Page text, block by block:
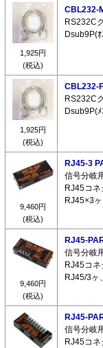
1,925円
(税込)
CBL232-
RS232C
Dsub9P(
1,925円
(税込)
CBL232-
RS232C
Dsub9P(
9,460円
(税込)
RJ45-3
信号分岐
RJ45コ
RJ45×3ヶ
9,460円
(税込)
RJ45-
信号分岐
RJ45コ
RJ45/3ヶ
RJ45-
信号分岐
RJ45コ